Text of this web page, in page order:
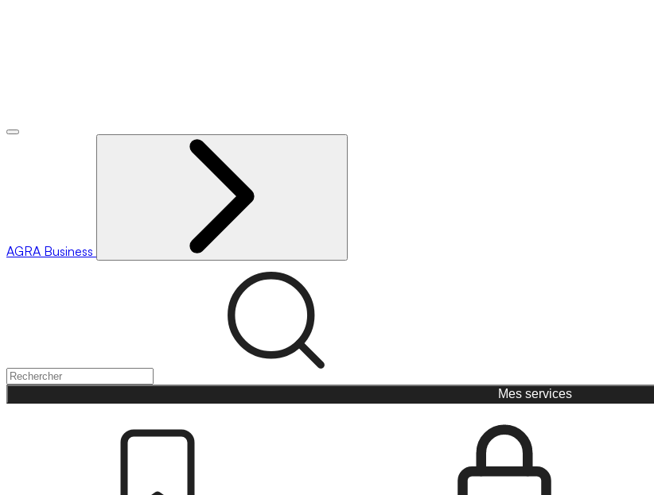
AGRA Business
Mes services